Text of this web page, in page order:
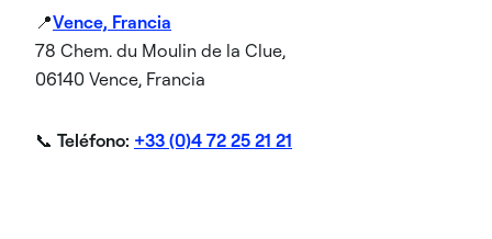
📍Vence, Francia
78 Chem. du Moulin de la Clue,
06140 Vence, Francia
📞 Teléfono: +33 (0)4 72 25 21 21